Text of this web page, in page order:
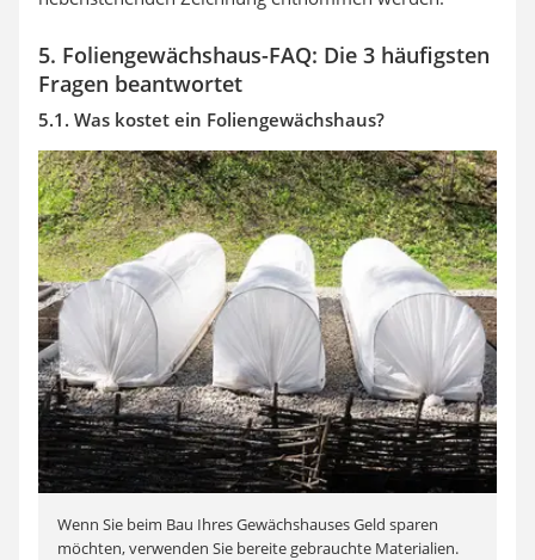
5. Foliengewächshaus-FAQ: Die 3 häufigsten
Fragen beantwortet
5.1. Was kostet ein Foliengewächshaus?
Wenn Sie beim Bau Ihres Gewächshauses Geld sparen
möchten, verwenden Sie bereite gebrauchte Materialien.